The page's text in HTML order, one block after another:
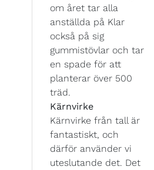
om året tar alla
anställda på Klar
också på sig
gummistövlar och tar
en spade för att
planterar över 500
träd.
Kärnvirke
Kärnvirke från tall är
fantastiskt, och
därför använder vi
uteslutande det. Det